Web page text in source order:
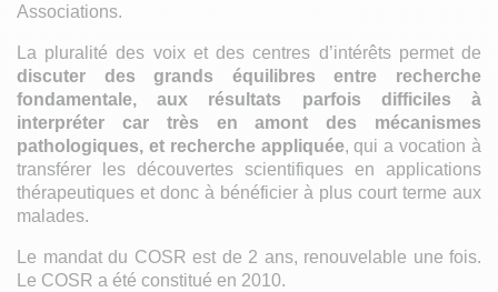
Associations.
La pluralité des voix et des centres d’intérêts permet de
discuter des grands équilibres entre recherche
fondamentale, aux résultats parfois difficiles à
interpréter car très en amont des mécanismes
pathologiques, et recherche appliquée, qui a vocation à
transférer les découvertes scientifiques en applications
thérapeutiques et donc à bénéficier à plus court terme aux
malades.
Le mandat du COSR est de 2 ans, renouvelable une fois.
Le COSR a été constitué en 2010.